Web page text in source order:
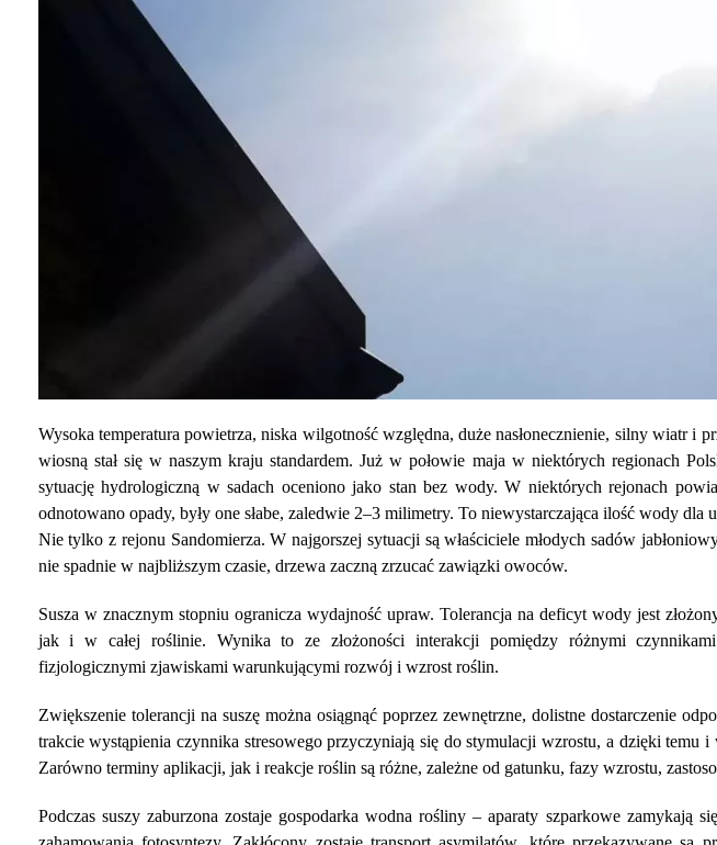
Wysoka temperatura powietrza, niska wilgotność względna, duże nasłonecznienie, silny wiatr i
wiosną stał się w naszym kraju standardem. Już w połowie maja w niektórych regionach
sytuację hydrologiczną w sadach oceniono jako stan bez wody. W niektórych rejonach
odnotowano opady, były one słabe, zaledwie 2–3 milimetry. To niewystarczająca ilość wody dla
Nie tylko z rejonu Sandomierza. W najgorszej sytuacji są właściciele młodych sadów
nie spadnie w najbliższym czasie, drzewa zaczną zrzucać zawiązki owoców.
Susza w znacznym stopniu ogranicza wydajność upraw. Tolerancja na deficyt wody jest
jak i w całej roślinie. Wynika to ze złożoności interakcji pomiędzy różnymi
fizjologicznymi zjawiskami warunkującymi rozwój i wzrost roślin.
Zwiększenie tolerancji na suszę można osiągnąć poprzez zewnętrzne, dolistne dostarczenie
trakcie wystąpienia czynnika stresowego przyczyniają się do stymulacji wzrostu, a dzięki temu
Zarówno terminy aplikacji, jak i reakcje roślin są różne, zależne od gatunku, fazy wzrostu,
Podczas suszy zaburzona zostaje gospodarka wodna rośliny – aparaty szparkowe zamykają